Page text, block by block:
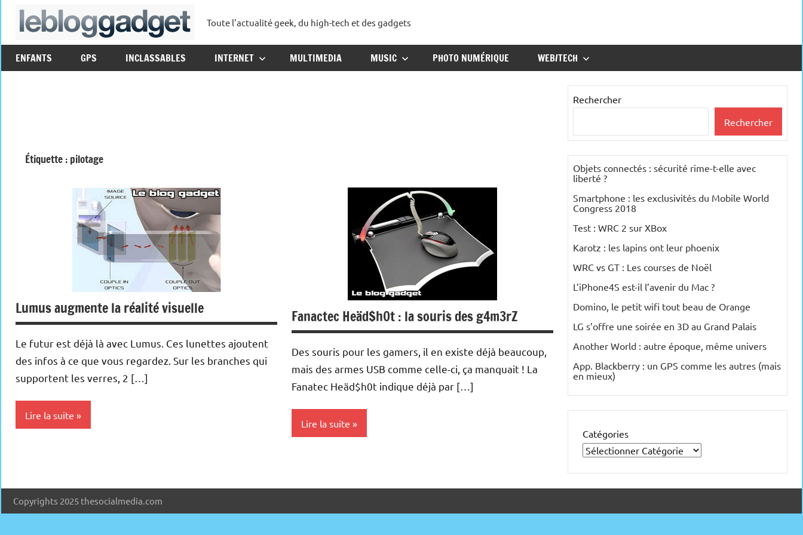
Aller
lebloggadget
Toute l'actualité geek, du high-tech et des gadgets
ENFANTS GPS INCLASSABLES INTERNET MULTIMEDIA MUSIC PHOTO NUMÉRIQUE WEB/TECH
Étiquette : pilotage
Lumus augmente la réalité visuelle
Le futur est déjà là avec Lumus. Ces lunettes ajoutent
des infos à ce que vous regardez. Sur les branches qui
supportent les verres, 2 […]
Lire la suite
Fanactec Heäd$h0t : la souris des g4m3rZ
Des souris pour les gamers, il en existe déjà beaucoup,
mais des armes USB comme celle-ci, ça manquait ! La
Fanatec Heäd$h0t indique déjà par […]
Lire la suite
Rechercher
Rechercher
Objets connectés : sécurité rime-t-elle avec
liberté ?
Smartphone : les exclusivités du Mobile World
Congress 2018
Test : WRC 2 sur XBox
Karotz : les lapins ont leur phoenix
WRC vs GT : Les courses de Noël
L’iPhone4S est-il l’avenir du Mac ?
Domino, le petit wifi tout beau de Orange
LG s’offre une soirée en 3D au Grand Palais
Another World : autre époque, même univers
App. Blackberry : un GPS comme les autres (mais
en mieux)
Catégories
Copyrights 2025 thesocialmedia.com